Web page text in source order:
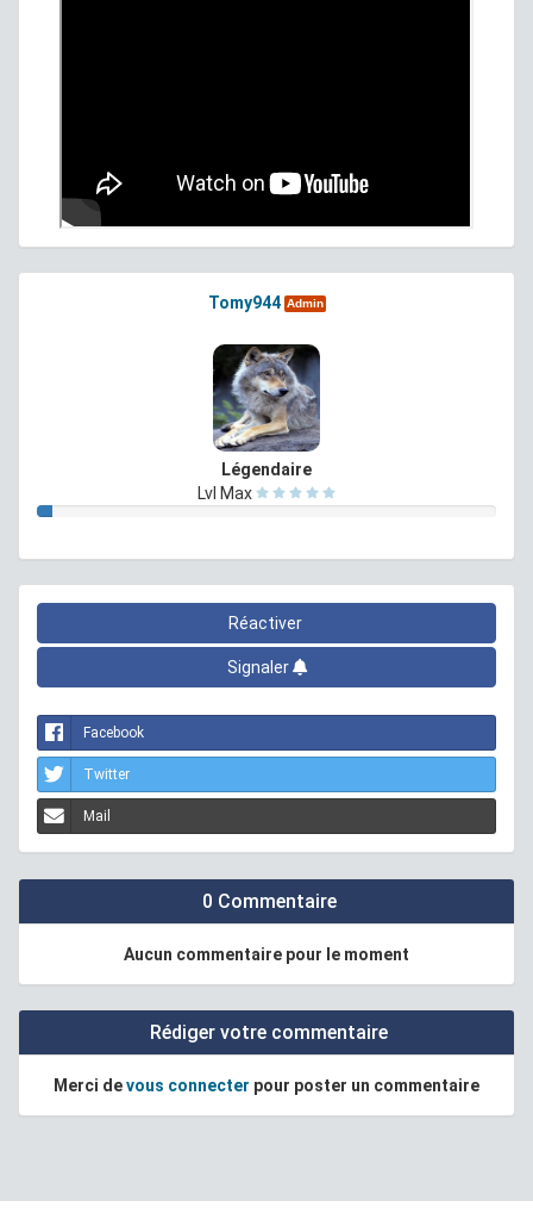
Tomy944 Admin
Légendaire
Lvl Max
Réactiver
Signaler
Facebook
Twitter
Mail
0 Commentaire
Aucun commentaire pour le moment
Rédiger votre commentaire
Merci devous connecter pour poster un commentaire